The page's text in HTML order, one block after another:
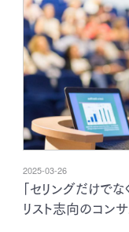
2025-03-26
「セリングだけで
リスト志向のコン